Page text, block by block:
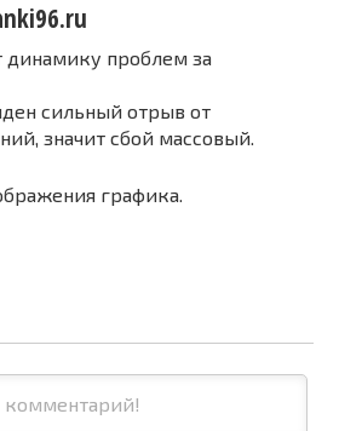
динамику проблем за
сильный отрыв от
значит сбой массовый.
графика.